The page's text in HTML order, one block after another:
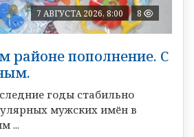
7 АВГУСТА 2026, 8:00 8
районе пополнение. С
годы стабильно
мужских имён в
...